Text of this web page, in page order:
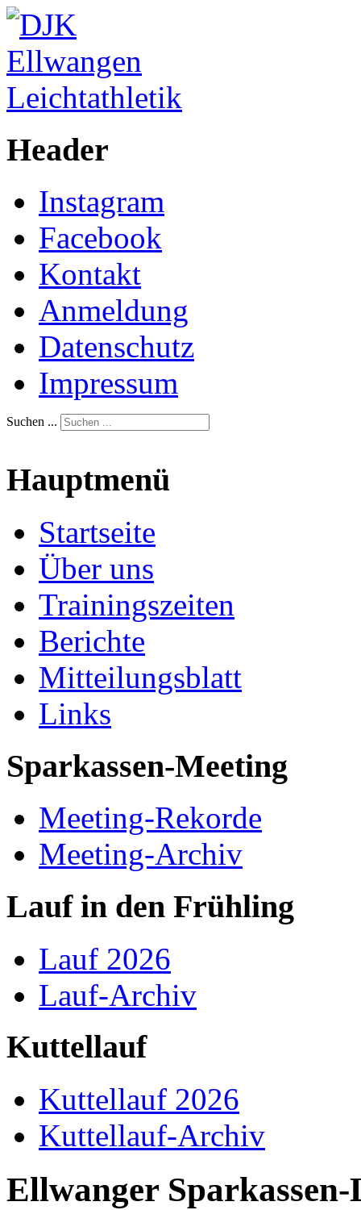
Header
Instagram
Facebook
Kontakt
Anmeldung
Datenschutz
Impressum
Suchen ...
Hauptmenü
Startseite
Über uns
Trainingszeiten
Berichte
Mitteilungsblatt
Links
Sparkassen-Meeting
Meeting-Rekorde
Meeting-Archiv
Lauf in den Frühling
Lauf 2026
Lauf-Archiv
Kuttellauf
Kuttellauf 2026
Kuttellauf-Archiv
Ellwanger